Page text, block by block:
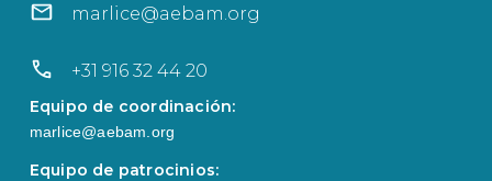
marlice@aebam.org
+31 916 32 44 20
Equipo de coordinación:
marlice@aebam.org
Equipo de patrocinios: